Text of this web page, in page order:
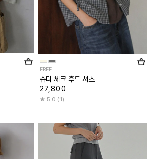
FREE
슈디 체크 후드 셔츠
27,800
5.0 (1)